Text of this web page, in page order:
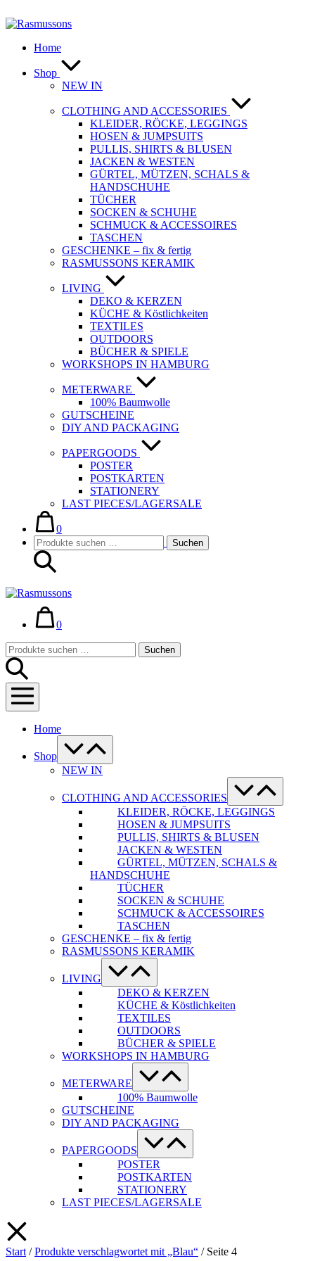
Inhalt
Home
Shop
NEW IN
CLOTHING AND ACCESSORIES
KLEIDER, RÖCKE, LEGGINGS
HOSEN & JUMPSUITS
PULLIS, SHIRTS & BLUSEN
JACKEN & WESTEN
GÜRTEL, MÜTZEN, SCHALS &
HANDSCHUHE
TÜCHER
SOCKEN & SCHUHE
SCHMUCK & ACCESSOIRES
TASCHEN
GESCHENKE – fix & fertig
RASMUSSONS KERAMIK
LIVING
DEKO & KERZEN
KÜCHE & Köstlichkeiten
TEXTILES
OUTDOORS
BÜCHER & SPIELE
WORKSHOPS IN HAMBURG
METERWARE
100% Baumwolle
GUTSCHEINE
DIY AND PACKAGING
PAPERGOODS
POSTER
POSTKARTEN
STATIONERY
LAST PIECES/LAGERSALE
Warenkorb
0im
Warenkorb
Suche-
Schalter
Suchen
nach:
Suchen
Warenkorb
0im
Suche-
Schalter
Suchen
nach:
Suchen
Menü-
Schalter
Home
Shop
Menü-
Schalter
NEW IN
CLOTHING AND ACCESSORIES
Menü-
Schalter
KLEIDER, RÖCKE, LEGGINGS
HOSEN & JUMPSUITS
PULLIS, SHIRTS & BLUSEN
JACKEN & WESTEN
GÜRTEL, MÜTZEN, SCHALS &
HANDSCHUHE
TÜCHER
SOCKEN & SCHUHE
SCHMUCK & ACCESSOIRES
TASCHEN
GESCHENKE – fix & fertig
RASMUSSONS KERAMIK
LIVING
Menü-
Schalter
DEKO & KERZEN
KÜCHE & Köstlichkeiten
TEXTILES
OUTDOORS
BÜCHER & SPIELE
WORKSHOPS IN HAMBURG
METERWARE
Menü-
Schalter
100% Baumwolle
GUTSCHEINE
DIY AND PACKAGING
PAPERGOODS
Menü-
Schalter
POSTER
POSTKARTEN
STATIONERY
LAST PIECES/LAGERSALE
Start /Produkte verschlagwortet mit „Blau“ / Seite 4